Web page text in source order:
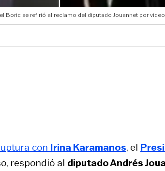
Boric se refirió al reclamo del diputado Jouannet por
con Irina Karamanos, el
respondió al diputado Andrés